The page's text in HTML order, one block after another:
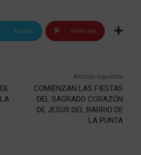
Twitter Pinterest
Artículo siguiente
COMIENZAN LAS FIESTAS
DEL SAGRADO CORAZÓN
DE JESÚS DEL BARRIO DE
LA PUNTA